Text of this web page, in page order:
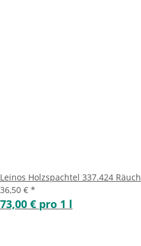
Leinos Holzspachtel 337.424
36,50 € *
73,00 € pro 1 l